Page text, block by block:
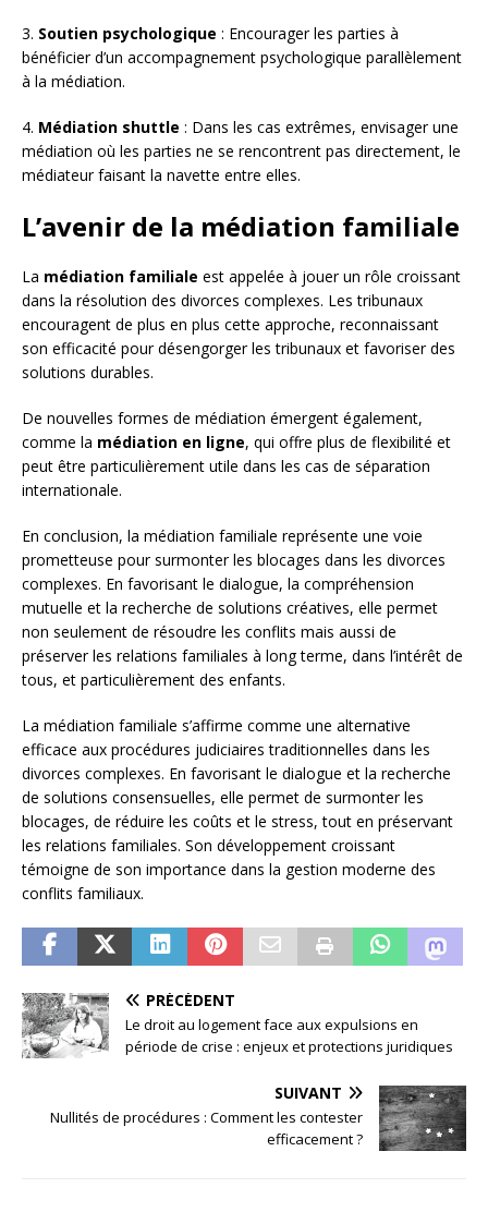
3. Soutien psychologique : Encourager les parties à
bénéficier d’un accompagnement psychologique parallèlement
à la médiation.
4. Médiation shuttle : Dans les cas extrêmes, envisager une
médiation où les parties ne se rencontrent pas directement, le
médiateur faisant la navette entre elles.
L’avenir de la médiation familiale
La médiation familiale est appelée à jouer un rôle croissant
dans la résolution des divorces complexes. Les tribunaux
encouragent de plus en plus cette approche, reconnaissant
son efficacité pour désengorger les tribunaux et favoriser des
solutions durables.
De nouvelles formes de médiation émergent également,
comme la médiation en ligne, qui offre plus de flexibilité et
peut être particulièrement utile dans les cas de séparation
internationale.
En conclusion, la médiation familiale représente une voie
prometteuse pour surmonter les blocages dans les divorces
complexes. En favorisant le dialogue, la compréhension
mutuelle et la recherche de solutions créatives, elle permet
non seulement de résoudre les conflits mais aussi de
préserver les relations familiales à long terme, dans l’intérêt de
tous, et particulièrement des enfants.
La médiation familiale s’affirme comme une alternative
efficace aux procédures judiciaires traditionnelles dans les
divorces complexes. En favorisant le dialogue et la recherche
de solutions consensuelles, elle permet de surmonter les
blocages, de réduire les coûts et le stress, tout en préservant
les relations familiales. Son développement croissant
témoigne de son importance dans la gestion moderne des
conflits familiaux.
PRÉCÉDENT
Le droit au logement face aux expulsions en
période de crise : enjeux et protections juridiques
SUIVANT
Nullités de procédures : Comment les contester
efficacement ?